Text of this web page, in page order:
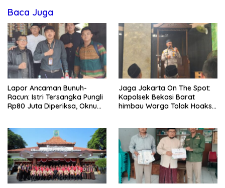
Baca Juga
Lapor Ancaman Bunuh-
Racun: Istri Tersangka Pungli
Rp80 Juta Diperiksa, Oknum
Jaga Jakarta On The Spot:
Kapolsek Bekasi Barat
himbau Warga Tolak Hoaks